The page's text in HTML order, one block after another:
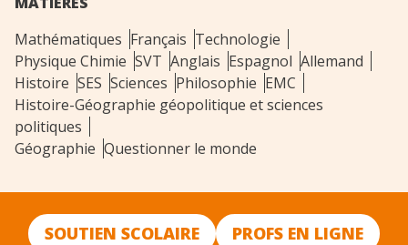
Mathématiques Français Technologie
Physique Chimie SVT Anglais Espagnol Allemand
Histoire SES Sciences Philosophie EMC
Histoire-Géographie géopolitique et sciences
politiques
Géographie Questionner le monde
SOUTIEN SCOLAIRE PROFS EN LIGNE